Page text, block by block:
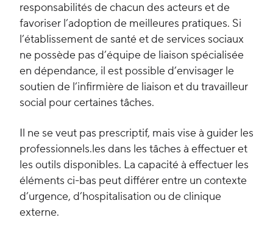
responsabilités de chacun des acteurs et de
favoriser l’adoption de meilleures pratiques. Si
l’établissement de santé et de services sociaux
ne possède pas d’équipe de liaison spécialisée
en dépendance, il est possible d’envisager le
soutien de l’infirmière de liaison et du travailleur
social pour certaines tâches.
Il ne se veut pas prescriptif, mais vise à guider les
professionnels.les dans les tâches à effectuer et
les outils disponibles. La capacité à effectuer les
éléments ci-bas peut différer entre un contexte
d’urgence, d’hospitalisation ou de clinique
externe.